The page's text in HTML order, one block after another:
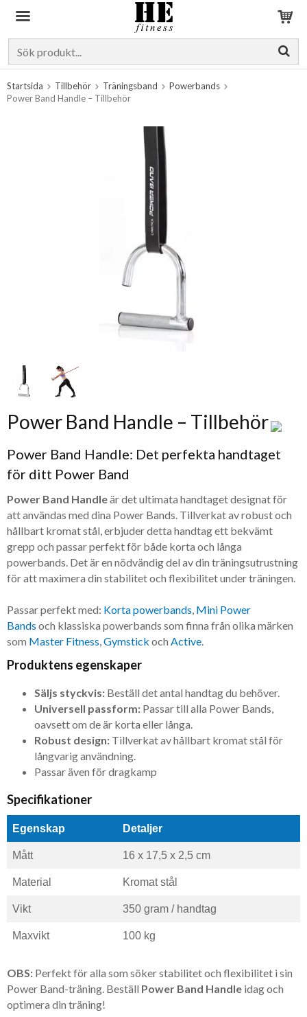
Startsida Tillbehör Träningsband
Powerbands
Power Band Handle – Tillbehör
Power Band Handle – Tillbehör
Power Band Handle: Det perfekta handtaget
för ditt Power Band
Power Band Handleär det ultimata handtaget designat för
att användas med dina Power Bands. Tillverkat av robust och
hållbart kromat stål, erbjuder detta handtag ett bekvämt
grepp och passar perfekt för både korta och långa
powerbands. Det är en nödvändig del av din träningsutrustning
för att maximera din stabilitet och flexibilitet under träningen.
Passar perfekt med: Korta powerbands, Mini Power
Bands och klassiska powerbands som finna från olika märken
som Master Fitness,Gymstick och Active.
Produktens egenskaper
Säljs styckvis: Beställ det antal handtag du behöver.
Universell passform: Passar till alla Power Bands,
oavsett om de är korta eller långa.
Robust design: Tillverkat av hållbart kromat stål för
långvarig användning.
Passar även för dragkamp
Specifikationer
Egenskap Detaljer
Mått 16 x 17,5 x 2,5 cm
Material Kromat stål
Vikt 350 gram / handtag
Maxvikt 100 kg
OBS: Perfekt för alla som söker stabilitet och flexibilitet i sin
Power Band-träning. Beställ Power Band Handle idag och
optimera din träning!